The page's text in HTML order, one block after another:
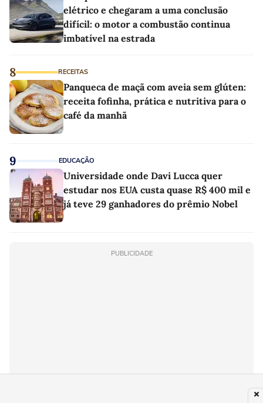
elétrico e chegaram a uma conclusão
difícil: o motor a combustão continua
imbatível na estrada
8 RECEITAS
Panqueca de maçã com aveia sem glúten:
receita fofinha, prática e nutritiva para o
café da manhã
9 EDUCAÇÃO
Universidade onde Davi Lucca quer
estudar nos EUA custa quase R$ 400 mil e
já teve 29 ganhadores do prêmio Nobel
PUBLICIDADE